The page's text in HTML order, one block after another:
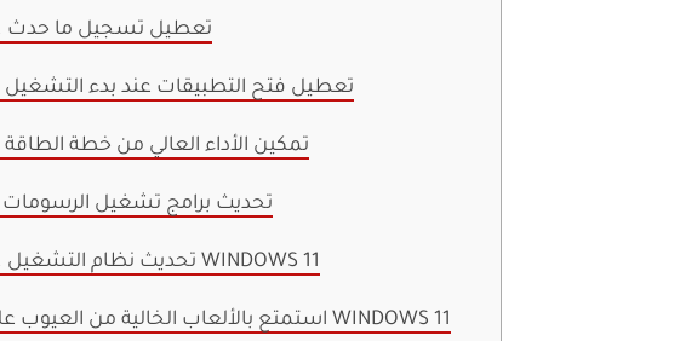
4. تعطيل تسجيل ما حدث
5. تعطيل فتح التطبيقات عند بدء التشغيل
6. تمكين الأداء العالي من خطة الطاقة
7. تحديث برامج تشغيل الرسومات
8. تحديث نظام التشغيل WINDOWS 11
استمتع بالألعاب الخالية من العيوب على WINDOWS 11